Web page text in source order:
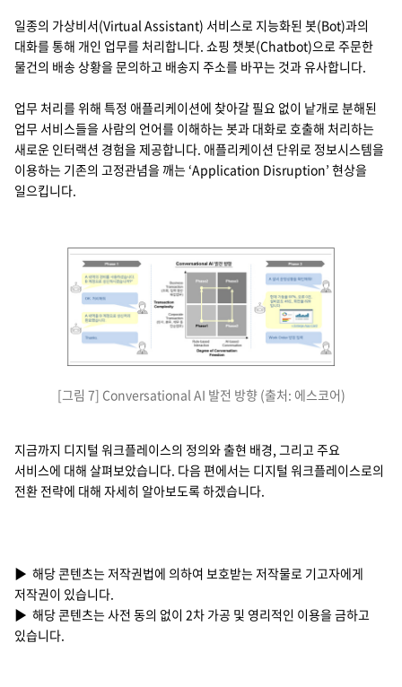
일종의 가상비서(Virtual Assistant) 서비스로 지능화된 봇(Bot)과의
대화를 통해 개인 업무를 처리합니다. 쇼핑 챗봇(Chatbot)으로 주문한
물건의 배송 상황을 문의하고 배송지 주소를 바꾸는 것과 유사합니다.
업무 처리를 위해 특정 애플리케이션에 찾아갈 필요 없이 낱개로 분해된
업무 서비스들을 사람의 언어를 이해하는 봇과 대화로 호출해 처리하는
새로운 인터랙션 경험을 제공합니다. 애플리케이션 단위로 정보시스템을
이용하는 기존의 고정관념을 깨는 ‘Application Disruption’ 현상을
일으킵니다.
[그림 7] Conversational AI 발전 방향 (출처: 에스코어)
지금까지 디지털 워크플레이스의 정의와 출현 배경, 그리고 주요
서비스에 대해 살펴보았습니다. 다음 편에서는 디지털 워크플레이스로의
전환 전략에 대해 자세히 알아보도록 하겠습니다.
▶ 해당 콘텐츠는 저작권법에 의하여 보호받는 저작물로 기고자에게
저작권이 있습니다.
▶ 해당 콘텐츠는 사전 동의 없이 2차 가공 및 영리적인 이용을 금하고
있습니다.